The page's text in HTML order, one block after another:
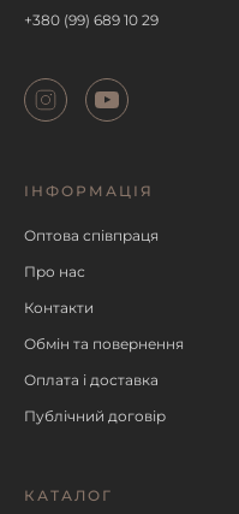
+380 (99) 689 10 29
ІНФОРМАЦІЯ
Оптова співпраця
Про нас
Контакти
Обмін та повернення
Оплата і доставка
Публічний договір
КАТАЛОГ